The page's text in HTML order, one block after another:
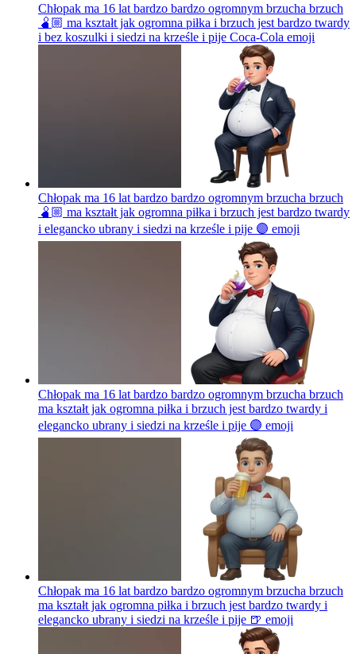
Chłopak ma 16 lat bardzo bardzo ogromnym brzucha brzuch
🫄🏼 ma kształt jak ogromna piłka i brzuch jest bardzo twardy
i bez koszulki i siedzi na krześle i pije Coca-Cola emoji
Chłopak ma 16 lat bardzo bardzo ogromnym brzucha brzuch
🫄🏼 ma kształt jak ogromna piłka i brzuch jest bardzo twardy
i elegancko ubrany i siedzi na krześle i pije 🟣 emoji
Chłopak ma 16 lat bardzo bardzo ogromnym brzucha brzuch
ma kształt jak ogromna piłka i brzuch jest bardzo twardy i
elegancko ubrany i siedzi na krześle i pije 🟣 emoji
Chłopak ma 16 lat bardzo bardzo ogromnym brzucha brzuch
ma kształt jak ogromna piłka i brzuch jest bardzo twardy i
elegancko ubrany i siedzi na krześle i pije 🍺 emoji